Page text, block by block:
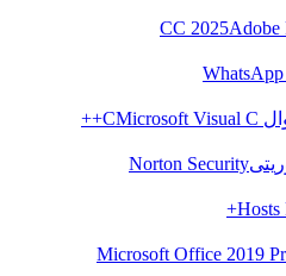
Microsoft Visual
Norton